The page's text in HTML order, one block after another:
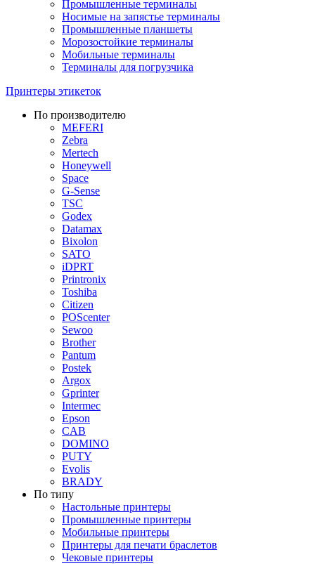
Промышленные терминалы
Носимые на запястье терминалы
Промышленные планшеты
Морозостойкие терминалы
Мобильные терминалы
Терминалы для погрузчика
Принтеры этикеток
По производителю
MEFERI
Zebra
Mertech
Honeywell
Space
G-Sense
TSC
Godex
Datamax
Bixolon
SATO
iDPRT
Printronix
Toshiba
Citizen
POScenter
Sewoo
Brother
Pantum
Postek
Argox
Gprinter
Intermec
Epson
CAB
DOMINO
PUTY
Evolis
BRADY
По типу
Настольные принтеры
Промышленные принтеры
Мобильные принтеры
Принтеры для печати браслетов
Чековые принтеры